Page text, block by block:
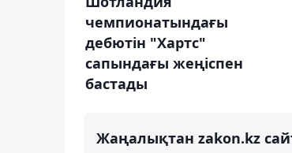
чемпионатындағы
дебютін "Хартс"
сапындағы жеңіспен
бастады
Жаңалықтан zakon.kz